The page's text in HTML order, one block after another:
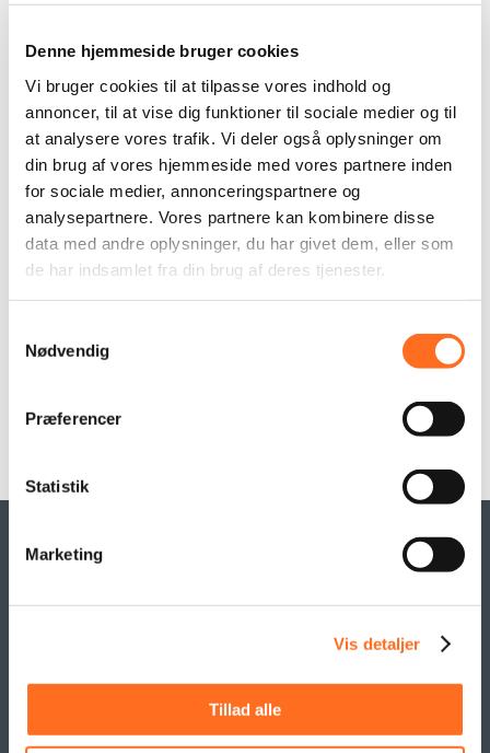
Denne hjemmeside bruger cookies
Vi bruger cookies til at tilpasse vores indhold og
annoncer, til at vise dig funktioner til sociale medier og til
at analysere vores trafik. Vi deler også oplysninger om
din brug af vores hjemmeside med vores partnere inden
for sociale medier, annonceringspartnere og
analysepartnere. Vores partnere kan kombinere disse
data med andre oplysninger, du har givet dem, eller som
de har indsamlet fra din brug af deres tjenester.
Nødvendig
Præferencer
Statistik
Marketing
Vis detaljer
Tillad alle
Flag- & Vimpelranker
Efterbehandling Flag
Tendentz på de sociale medier
Facebook
LinkedIn
Twitter
Intranet
Søgemaskineoptimering
Sociale Medier